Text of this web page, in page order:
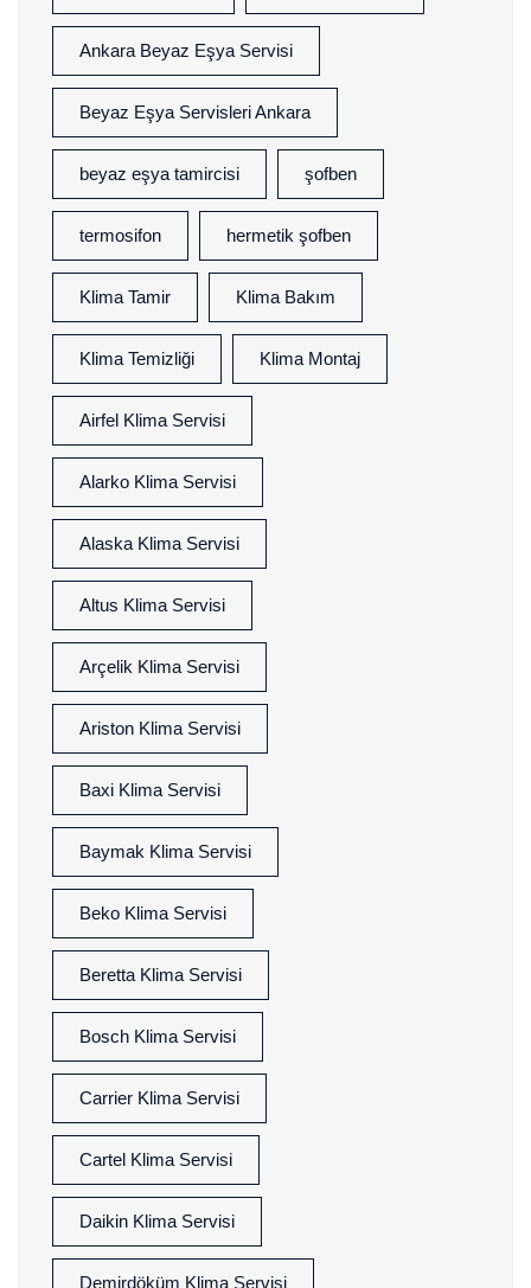
Ankara Beyaz Eşya Servisi
Beyaz Eşya Servisleri Ankara
beyaz eşya tamircisi şofben
termosifon hermetik şofben
Klima Tamir Klima Bakım
Klima Temizliği Klima Montaj
Airfel Klima Servisi
Alarko Klima Servisi
Alaska Klima Servisi
Altus Klima Servisi
Arçelik Klima Servisi
Ariston Klima Servisi
Baxi Klima Servisi
Baymak Klima Servisi
Beko Klima Servisi
Beretta Klima Servisi
Bosch Klima Servisi
Carrier Klima Servisi
Cartel Klima Servisi
Daikin Klima Servisi
Demirdöküm Klima Servisi